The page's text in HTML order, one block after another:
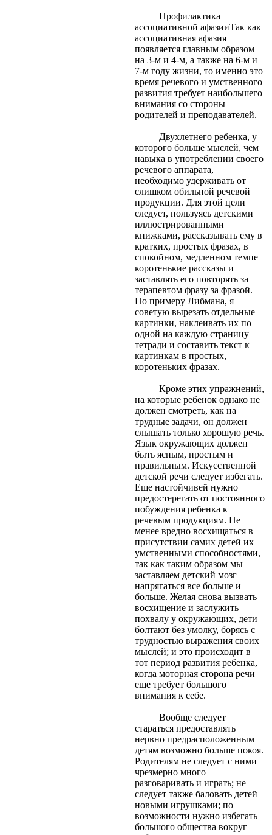
Профилактика
ассоциативной афазииТак как
ассоциативная афазия
появляется главным образом
на 3-м и 4-м, а также на 6-м и
7-м году жизни, то именно это
время речевого и умственного
развития требует наибольшего
внимания со стороны
родителей и преподавателей.
Двухлетнего ребенка, у
которого больше мыслей, чем
навыка в употреблении своего
речевого аппарата,
необходимо удерживать от
слишком обильной речевой
продукции. Для этой цели
следует, пользуясь детскими
иллюстрированными
книжками, рассказывать ему в
кратких, простых фразах, в
спокойном, медленном темпе
коротенькие рассказы и
заставлять его повторять за
терапевтом фразу за фразой.
По примеру Либмана, я
советую вырезать отдельные
картинки, наклеивать их по
одной на каждую страницу
тетради и составить текст к
картинкам в простых,
коротеньких фразах.
Кроме этих упражнений,
на которые ребенок однако не
должен смотреть, как на
трудные задачи, он должен
слышать только хорошую речь.
Язык окружающих должен
быть ясным, простым и
правильным. Искусственной
детской речи следует избегать.
Еще настойчивей нужно
предостерегать от постоянного
побуждения ребенка к
речевым продукциям. Не
менее вредно восхищаться в
присутствии самих детей их
умственными способностями,
так как таким образом мы
заставляем детский мозг
напрягаться все больше и
больше. Желая снова вызвать
восхищение и заслужить
похвалу у окружающих, дети
болтают без умолку, борясь с
трудностью выражения своих
мыслей; и это происходит в
тот период развития ребенка,
когда моторная сторона речи
еще требует большого
внимания к себе.
Вообще следует
стараться предоставлять
нервно предрасположенным
детям возможно больше покоя.
Родителям не следует с ними
чрезмерно много
разговаривать и играть; не
следует также баловать детей
новыми игрушками; по
возможности нужно избегать
большого общества вокруг